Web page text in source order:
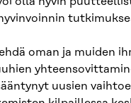
oman ja muiden
uusien